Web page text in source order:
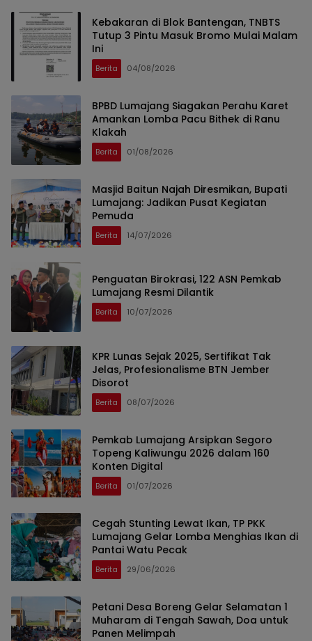
Kebakaran di Blok Bantengan, TNBTS
Tutup 3 Pintu Masuk Bromo Mulai Malam
Ini
Berita 04/08/2026
BPBD Lumajang Siagakan Perahu Karet
Amankan Lomba Pacu Bithek di Ranu
Klakah
Berita 01/08/2026
Masjid Baitun Najah Diresmikan, Bupati
Lumajang: Jadikan Pusat Kegiatan
Pemuda
Berita 14/07/2026
Penguatan Birokrasi, 122 ASN Pemkab
Lumajang Resmi Dilantik
Berita 10/07/2026
KPR Lunas Sejak 2025, Sertifikat Tak
Jelas, Profesionalisme BTN Jember
Disorot
Berita 08/07/2026
Pemkab Lumajang Arsipkan Segoro
Topeng Kaliwungu 2026 dalam 160
Konten Digital
Berita 01/07/2026
Cegah Stunting Lewat Ikan, TP PKK
Lumajang Gelar Lomba Menghias Ikan di
Pantai Watu Pecak
Berita 29/06/2026
Petani Desa Boreng Gelar Selamatan 1
Muharam di Tengah Sawah, Doa untuk
Panen Melimpah